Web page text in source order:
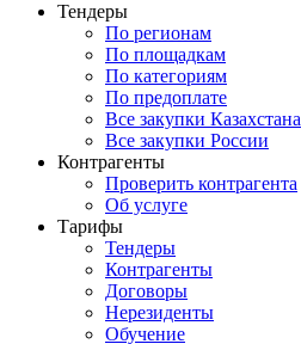
Тендеры
По регионам
По площадкам
По категориям
По предоплате
Все закупки Казахстана
Все закупки России
Контрагенты
Проверить контрагента
Об услуге
Тарифы
Тендеры
Контрагенты
Договоры
Нерезиденты
Обучение